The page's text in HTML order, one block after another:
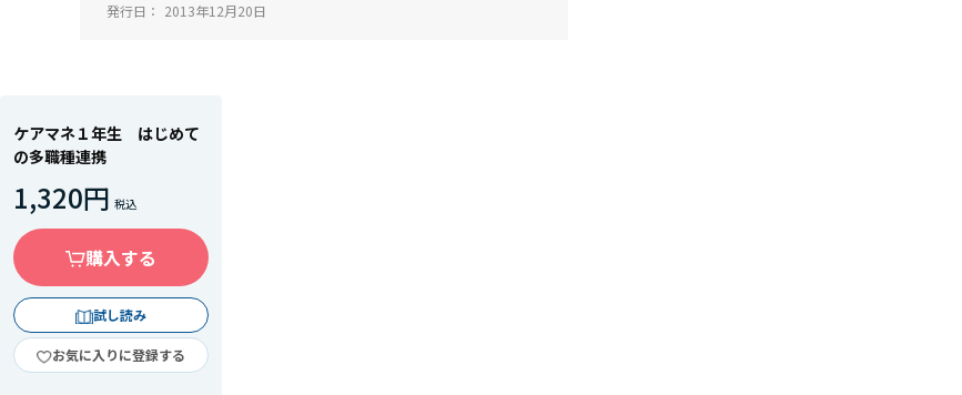
発行日
2013年12月20日
ケアマネ１年生 はじめて
の多職種連携
1,320円
購入する
試し読み
お気に入りに登録する